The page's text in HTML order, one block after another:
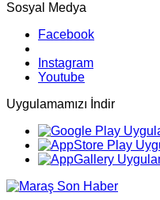
Sosyal Medya
Facebook
Instagram
Youtube
Uygulamamızı İndir